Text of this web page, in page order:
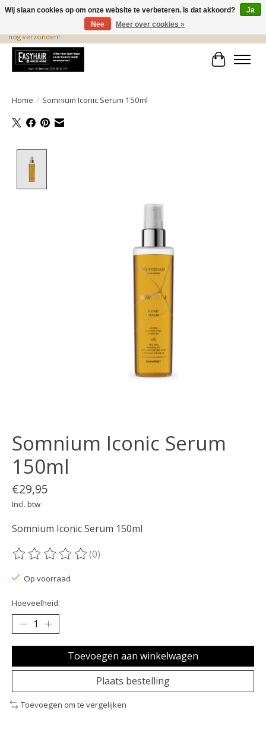
De beste produkten staan hier! Voor 15.00 uur besteld, wordt dezelfde dag
nog verzonden!
Home / Somnium Iconic Serum 150ml
Somnium Iconic Serum
150ml
€29,95
Incl. btw
Somnium Iconic Serum 150ml
De beoordeling van dit product is
(0)
Op voorraad
Hoeveelheid:
Toevoegen aan winkelwagen
Plaats bestelling
Toevoegen om te vergelijken
Wij slaan cookies op om onze website te verbeteren. Is dat akkoord?
Ja
Nee
Meer over cookies »